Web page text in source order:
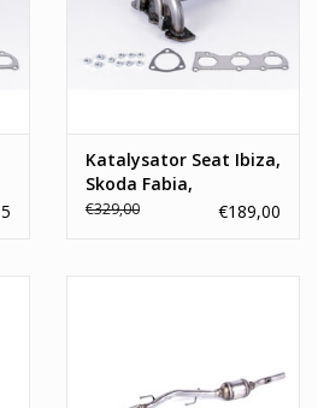
Katalysator Seat Ibiza,
Skoda Fabia,
Volkswagen Polo V
€329,00 €189,00